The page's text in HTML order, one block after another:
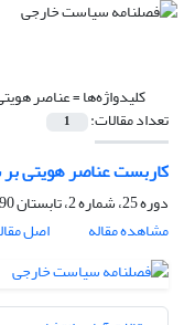
کلیدواژه‌ها =عناصر
تعداد مقالات: 1
کاربست عناصر هویتی
دوره 25، شماره 2، تابستان 1390، صفحه
مشاهده مقاله
اصل